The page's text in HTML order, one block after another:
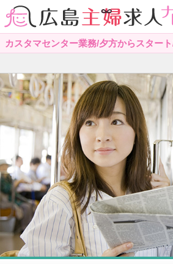
カスタマセンター業務/夕方からスター